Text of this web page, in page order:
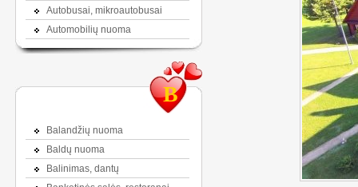
Autobusai, mikroautobusai
Automobilių nuoma
B
Balandžių nuoma
Baldų nuoma
Balinimas, dantų